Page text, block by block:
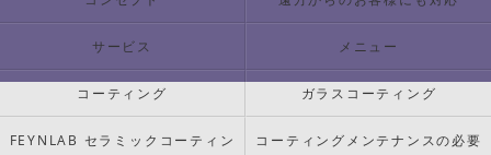
サービス メニュー
コーティング ガラスコーティング
FEYNLAB セラミックコーティン
コーティングメンテナンスの必要